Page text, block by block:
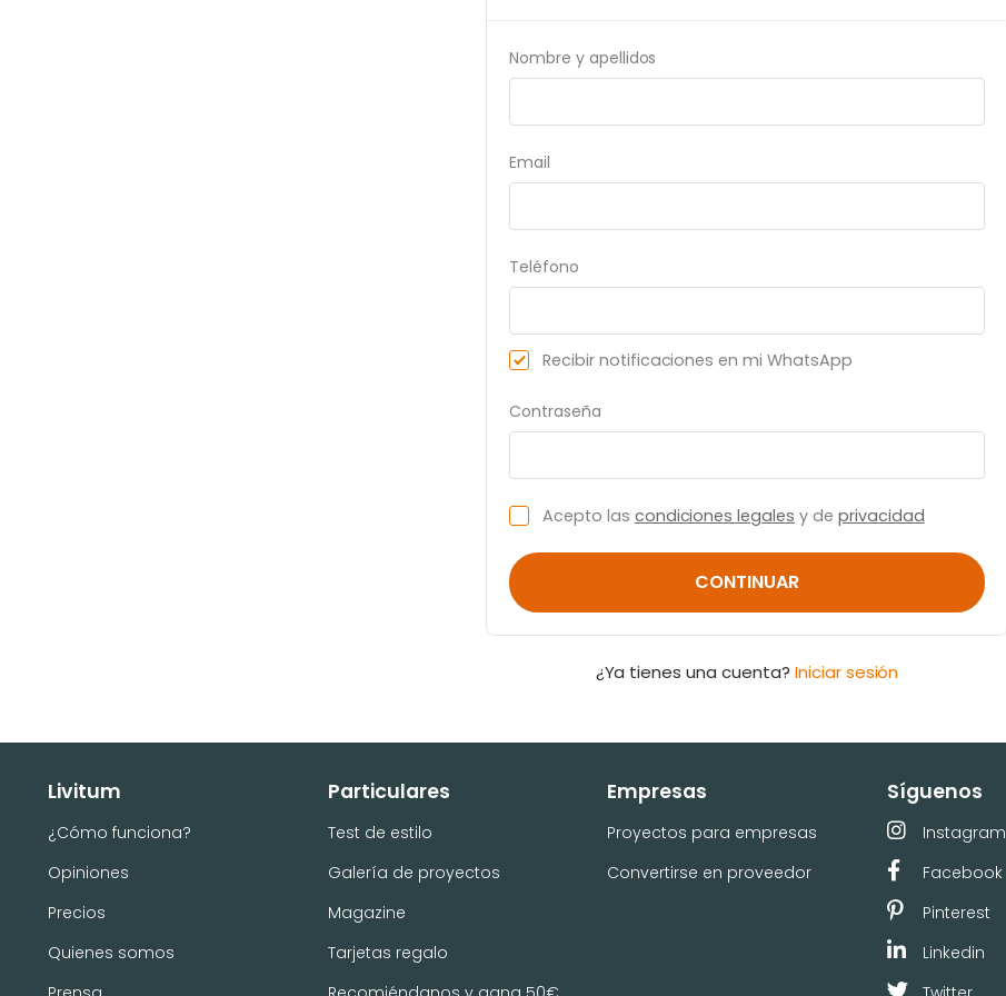
Nombre y apellidos
Email
Teléfono
Recibir notificaciones en mi WhatsApp
Contraseña
Acepto las condiciones legales y de privacidad
CONTINUAR
¿Ya tienes una cuenta? Iniciar sesión
Livitum
¿Cómo funciona?
Opiniones
Precios
Quienes somos
Particulares
Test de estilo
Galería de proyectos
Magazine
Tarjetas regalo
Empresas
Proyectos para empresas
Convertirse en proveedor
Síguenos
Instagram
Facebook
Pinterest
Linkedin